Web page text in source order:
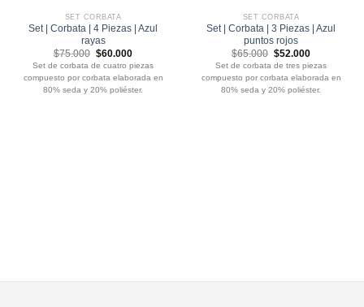
SET CORBATA
Set | Corbata | 4 Piezas | Azul
rayas
$75.000 El
precio
original
era:
$75.000.
$60.000El
precio
actual
es:
$60.000.
Set de corbata de cuatro piezas
compuesto por corbata elaborada en
80% seda y 20% poliéster.
SET CORBATA
Set | Corbata | 3 Piezas | Azul
puntos rojos
$65.000 El
precio
original
era:
$65.000.
$52.000El
precio
actual
es:
$52.000.
Set de corbata de tres piezas
compuesto por corbata elaborada en
80% seda y 20% poliéster.